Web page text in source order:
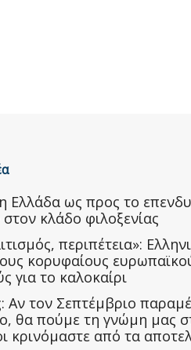
Ελλάδα ως προς το
κλάδο φιλοξενίας
περιπέτεια»:
κορυφαίους
για το καλοκαίρι
Αν τον Σεπτέμβριο
θα πούμε τη γνώμη μας
κρινόμαστε από τα